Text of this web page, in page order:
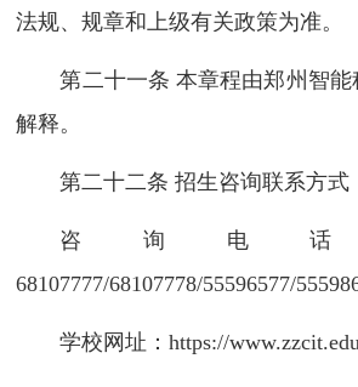
法规、规章和上级有关政策为准。
第二十一条 本章程由郑州智
解释。
第二十二条 招生咨询联系方式
咨询电话
68107777/68107778/55596577/
学校网址：https://